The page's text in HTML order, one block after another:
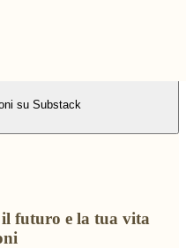
su Substack
il futuro e la tua vita